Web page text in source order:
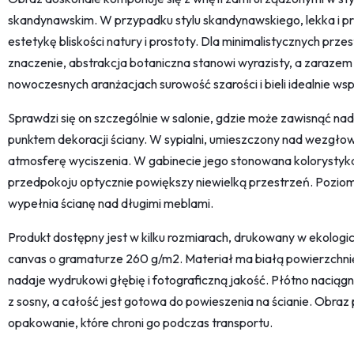
skandynawskim. W przypadku stylu skandynawskiego, lekka i
estetykę bliskości natury i prostoty. Dla minimalistycznych
znaczenie, abstrakcja botaniczna stanowi wyrazisty, a
nowoczesnych aranżacjach surowość szarości i bieli idealnie
Sprawdzi się on szczególnie w salonie, gdzie może zawisnąć
punktem dekoracji ściany. W sypialni, umieszczony nad
atmosferę wyciszenia. W gabinecie jego stonowana
przedpokoju optycznie powiększy niewielką przestrzeń.
wypełnia ścianę nad długimi meblami.
Produkt dostępny jest w kilku rozmiarach, drukowany w
canvas o gramaturze 260 g/m2. Materiał ma białą
nadaje wydrukowi głębię i fotograficzną jakość. Płótno
z sosny, a całość jest gotowa do powieszenia na ścianie.
opakowanie, które chroni go podczas transportu.